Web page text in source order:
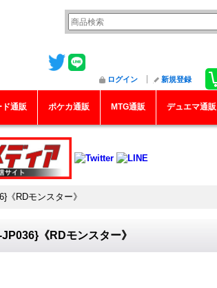
ログイン 新規登録
ド通販 ポケカ通販 MTG通販 デュエマ通販
RDモンスター》
《RDモンスター》